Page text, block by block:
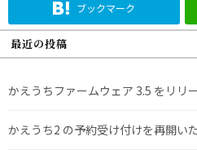
ブックマーク
最近の投稿
かえうちファームウェア 3.5 をリリ
かえうち2 の予約受け付けを再開い